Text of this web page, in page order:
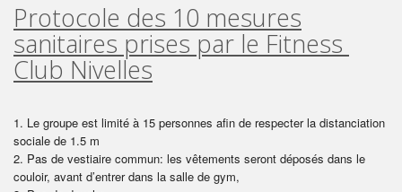
Protocole des 10 mesures
sanitaires prises par le Fitness
Club Nivelles
Le groupe est limité à 15 personnes afin de respecter la distanciation
sociale de 1.5 m
Pas de vestiaire commun: les vêtements seront déposés dans le
couloir, avant d’entrer dans la salle de gym,